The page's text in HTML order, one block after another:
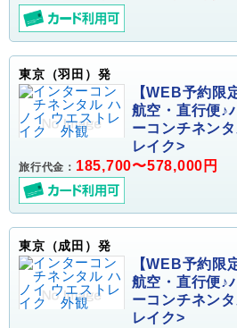
東京（羽田）発
【WEB予約限
航空・直行便♪
ーコンチネン
レイク>
旅行代金： 185,700〜578,000円
東京（成田）発
【WEB予約限
航空・直行便♪
ーコンチネン
レイク>